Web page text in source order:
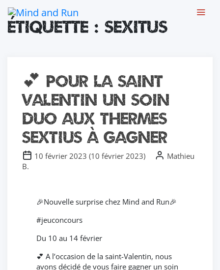
Étiquette : sexitus
💕 Pour la Saint
Valentin un soin
duo aux thermes
Sextius à gagner
10 février 2023 (10 février 2023)
Mathieu
B.
🎉Nouvelle surprise chez Mind and Run🎉
#jeuconcours
Du 10 au 14 février
💕 A l’occasion de la saint-Valentin, nous
avons décidé de vous faire gagner un soin
Chers joueurs, Nous sommes temporairement fermés suite à un
dégât des eaux ayant touché l'ensemble de notre établissement.
Les travaux avancent et nous vous retrouverons prochainement